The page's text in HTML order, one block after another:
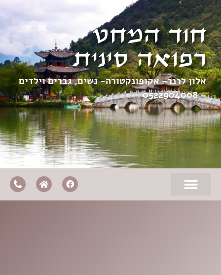
חוד המחט
רפואה סינית
אלון לרנר- אקופונקטורה- נשים, גברים וילדים
–
0522904008